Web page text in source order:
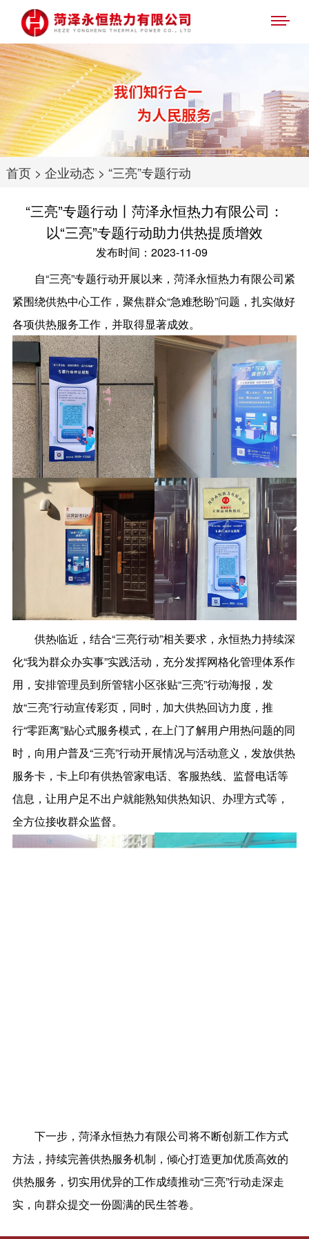
首页> 企业动态 > “三亮”专题行动
“三亮”专题行动丨菏泽永恒热力有限公司：
以“三亮”专题行动助力供热提质增效
发布时间：2023-11-09
自“三亮”专题行动开展以来，菏泽永恒热力有限公司紧
紧围绕供热中心工作，聚焦群众“急难愁盼”问题，扎实做好
各项供热服务工作，并取得显著成效。
供热临近，结合“三亮行动”相关要求，永恒热力持续深
化“我为群众办实事”实践活动，充分发挥网格化管理体系作
用，安排管理员到所管辖小区张贴“三亮”行动海报，发
放“三亮”行动宣传彩页，同时，加大供热回访力度，推
行“零距离”贴心式服务模式，在上门了解用户用热问题的同
时，向用户普及“三亮”行动开展情况与活动意义，发放供热
服务卡，卡上印有供热管家电话、客服热线、监督电话等
信息，让用户足不出户就能熟知供热知识、办理方式等，
全方位接收群众监督。
下一步，菏泽永恒热力有限公司将不断创新工作方式
方法，持续完善供热服务机制，倾心打造更加优质高效的
供热服务，切实用优异的工作成绩推动“三亮”行动走深走
实，向群众提交一份圆满的民生答卷。